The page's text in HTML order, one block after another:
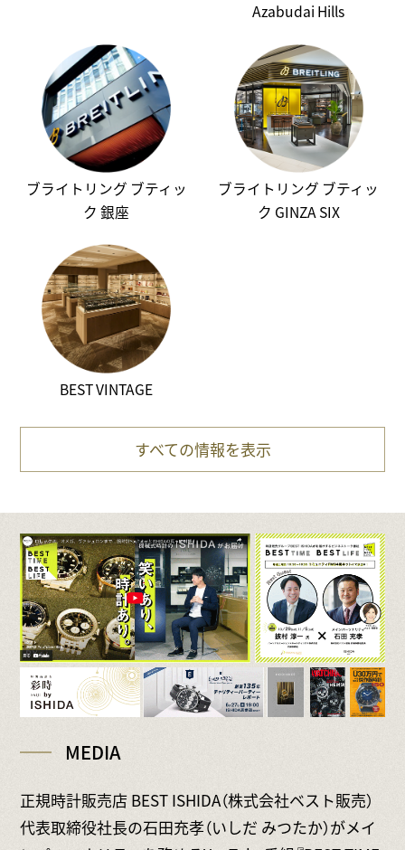
Azabudai Hills
ブライトリング ブティッ
ク 銀座
ブライトリング ブティッ
ク GINZA SIX
BEST VINTAGE
すべての情報を表示
MEDIA
正規時計販売店 BEST ISHIDA（株式会社ベスト販売）
代表取締役社長の石田充孝（いしだ みつたか）がメイ